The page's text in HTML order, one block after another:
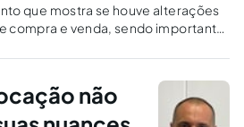
que mostra se houve alterações
compra e venda, sendo importante
não